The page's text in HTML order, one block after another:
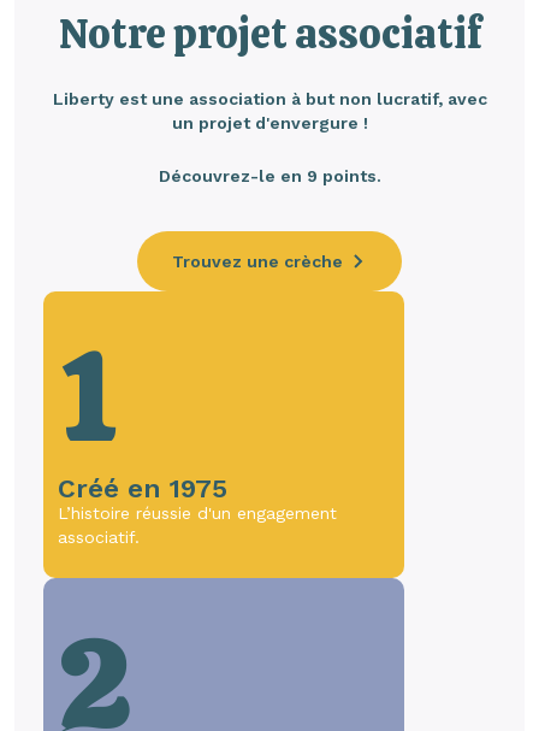
Notre projet associatif
Liberty est une association à but non lucratif, avec
un projet d'envergure !
Découvrez-le en 9 points.
Trouvez une crèche
1
Créé en 1975
L’histoire réussie d'un engagement
associatif.
2